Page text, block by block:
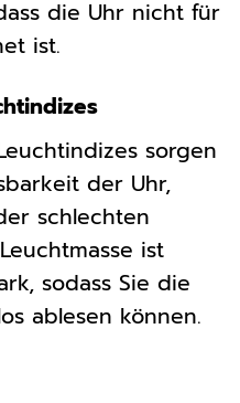
die Uhr nicht für
ist.
sorgen
der Uhr,
schlechten
ist
sodass Sie die
ablesen können.